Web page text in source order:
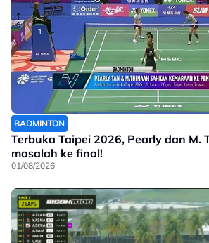
BADMINTON
Terbuka Taipei 2026, Pearly dan M.
masalah ke final!
01/08/2026